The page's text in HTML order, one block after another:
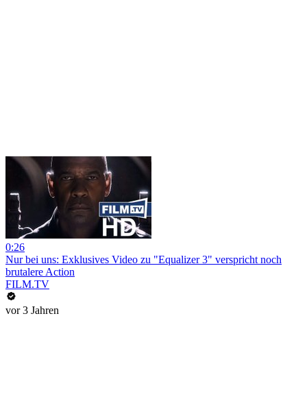
0:26
Nur bei uns: Exklusives Video zu "Equalizer 3" verspricht noch
brutalere Action
FILM.TV
vor 3 Jahren